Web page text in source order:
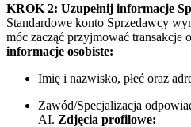
KROK 2: Uzupełnij informacje
Standardowe konto Sprzedawcy
móc zacząć przyjmować transakcje
informacje osobiste:
Imię i nazwisko, płeć oraz
Zawód/Specjalizacja
AI. Zdjęcia profilowe: